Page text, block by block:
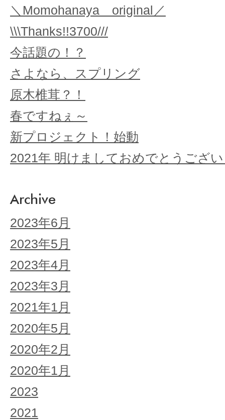
＼Momohanaya original／
\\\Thanks!!3700///
今話題の！？
さよなら、スプリング
原木椎茸？！
春ですねぇ～
新プロジェクト！始動
2021年 明けましておめでとうござ
Archive
2023年6月
2023年5月
2023年4月
2023年3月
2021年1月
2020年5月
2020年2月
2020年1月
2023
2021